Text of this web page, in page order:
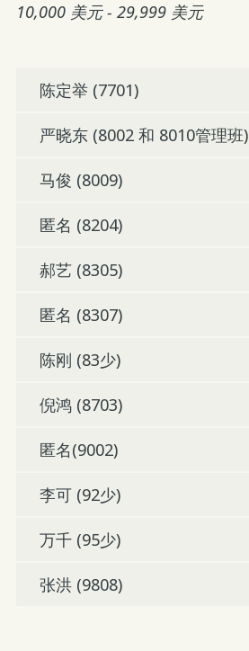
10,000 美元 - 29,999 美元
陈定举 (7701)
严晓东 (8002 和 8010管理班)
马俊 (8009)
匿名 (8204)
郝艺 (8305)
匿名 (8307)
陈刚 (83少)
倪鸿 (8703)
匿名(9002)
李可 (92少)
万千 (95少)
张洪 (9808)